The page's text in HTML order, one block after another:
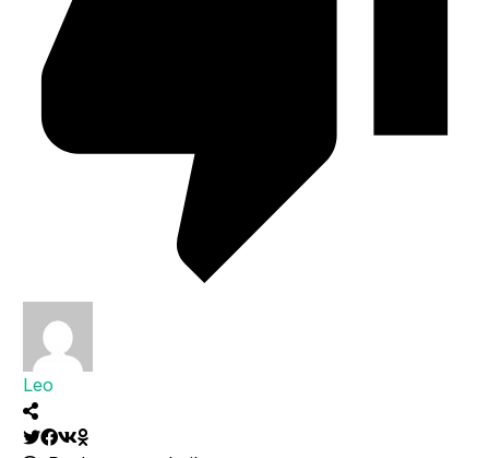
Leo